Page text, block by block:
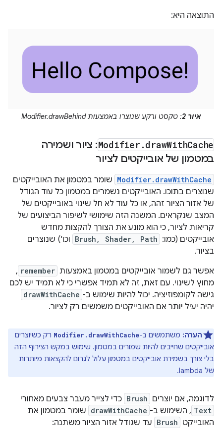
התוצאה היא:
איור 2 : טקסט ורקע שנוצרו באמצעות Modifier.drawBehind
Modifier .drawWithCache
: ציור ושמירה
במטמון של אובייקטים לציור
Modifier.drawWithCache שומר במטמון את האובייקטים
שנוצרים בתוכו. האובייקטים נשמרים במטמון כל עוד הגודל
של אזור הציור זהה, או כל עוד לא חל שינוי באובייקטים של
המצב שנקראים. המשנה הזה שימושי לשיפור הביצועים של
קריאות לציור, כי הוא מונע את הצורך להקצות מחדש
אובייקטים (כמו: Brush, Shader, Path וכו') שנוצרים
בציור.
אפשר גם לשמור אובייקטים במטמון באמצעות remember
,
מחוץ לשינוי. עם זאת, זה לא תמיד אפשרי כי לא תמיד יש לכם
גישה לקומפוזיציה. יכול להיות שימוש ב- drawWithCache
יהיה יעיל יותר אם האובייקטים משמשים רק לציור.
הערה: משתמשים ב-Modifier.drawWithCache רק כשיוצרים
אובייקטים שחייבים להיות שמורים במטמון. שימוש במקש הצירוף הזה
בלי צורך בשמירת אובייקטים במטמון עלול לגרום להקצאות מיותרות
של lambda.
לדוגמה, אם יוצרים Brush כדי לצייר מעבר צבעים מאחורי
Text , השימוש ב- drawWithCache שומר במטמון את
האובייקט Brush עד שגודל אזור הציור משתנה: